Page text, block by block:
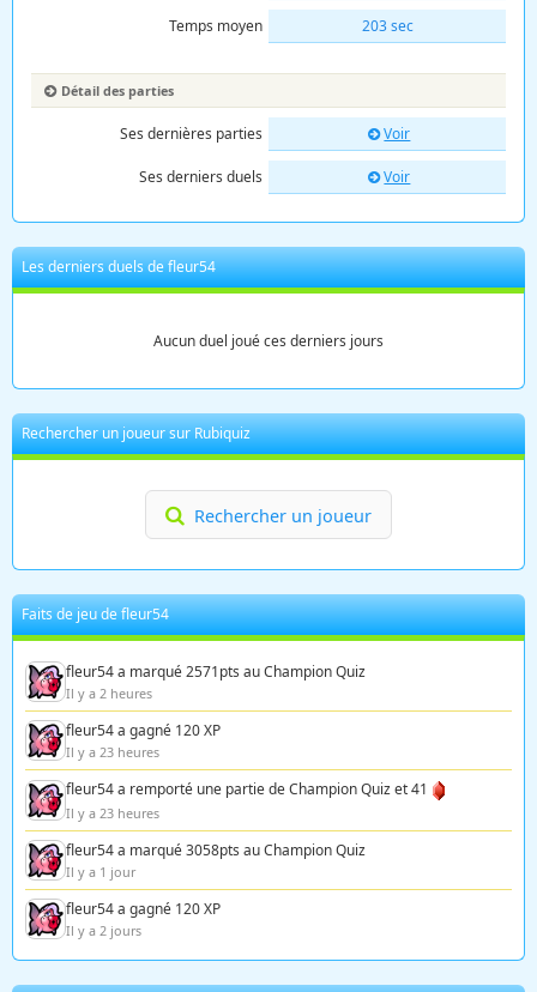
Temps moyen 203 sec
Détail des parties
Ses dernières parties Voir
Ses derniers duels Voir
Les derniers duels de fleur54
Aucun duel joué ces derniers jours
Rechercher un joueur sur Rubiquiz
Rechercher un joueur
Faits de jeu de fleur54
fleur54 a marqué 2571pts au Champion Quiz
Il y a 2 heures
fleur54 a gagné 120 XP
Il y a 23 heures
fleur54 a remporté une partie de Champion Quiz et 41
Il y a 23 heures
fleur54 a marqué 3058pts au Champion Quiz
Il y a 1 jour
fleur54 a gagné 120 XP
Il y a 2 jours